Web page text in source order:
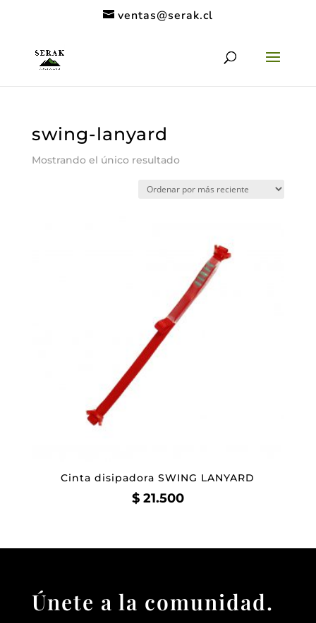
ventas@serak.cl
swing-lanyard
Mostrando el único resultado
Cinta disipadora SWING LANYARD
$21.500
Únete a la comunidad.